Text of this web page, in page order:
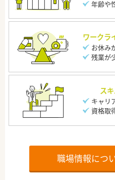
年齢や
ワークラ
お休み
残業が
ス
キャリ
資格取
職場情報につ